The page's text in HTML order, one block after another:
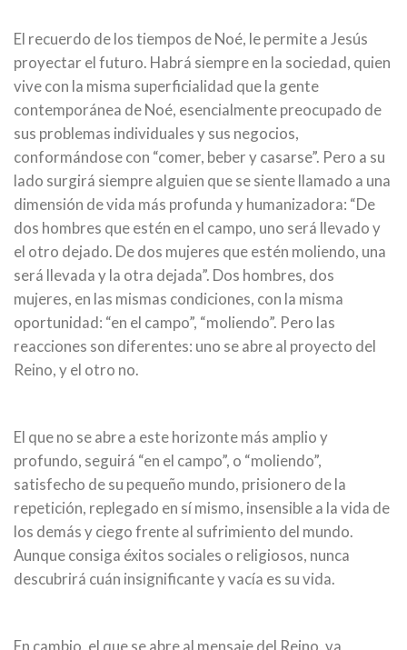
El recuerdo de los tiempos de Noé, le permite a Jesús
proyectar el futuro. Habrá siempre en la sociedad, quien
vive con la misma superficialidad que la gente
contemporánea de Noé, esencialmente preocupado de
sus problemas individuales y sus negocios,
conformándose con “comer, beber y casarse”. Pero a su
lado surgirá siempre alguien que se siente llamado a una
dimensión de vida más profunda y humanizadora: “De
dos hombres que estén en el campo, uno será llevado y
el otro dejado. De dos mujeres que estén moliendo, una
será llevada y la otra dejada”. Dos hombres, dos
mujeres, en las mismas condiciones, con la misma
oportunidad: “en el campo”, “moliendo”. Pero las
reacciones son diferentes: uno se abre al proyecto del
Reino, y el otro no.
El que no se abre a este horizonte más amplio y
profundo, seguirá “en el campo”, o “moliendo”,
satisfecho de su pequeño mundo, prisionero de la
repetición, replegado en sí mismo, insensible a la vida de
los demás y ciego frente al sufrimiento del mundo.
Aunque consiga éxitos sociales o religiosos, nunca
descubrirá cuán insignificante y vacía es su vida.
En cambio, el que se abre al mensaje del Reino, va